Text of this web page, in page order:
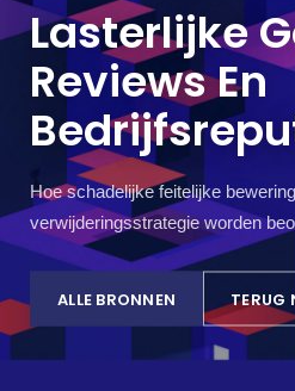
g
Lasterlijke
Reviews En
Hoe schadelijke feitelijke
verwijderingsstrategie worden
ALLE BRONNEN TERUG